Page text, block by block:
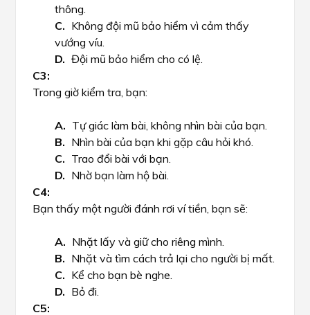
thông.
Không đội mũ bảo hiểm vì cảm thấy
vướng víu.
Đội mũ bảo hiểm cho có lệ.
Trong giờ kiểm tra, bạn:
Tự giác làm bài, không nhìn bài của bạn.
Nhìn bài của bạn khi gặp câu hỏi khó.
Trao đổi bài với bạn.
Nhờ bạn làm hộ bài.
Bạn thấy một người đánh rơi ví tiền, bạn sẽ:
Nhặt lấy và giữ cho riêng mình.
Nhặt và tìm cách trả lại cho người bị mất.
Kể cho bạn bè nghe.
Bỏ đi.